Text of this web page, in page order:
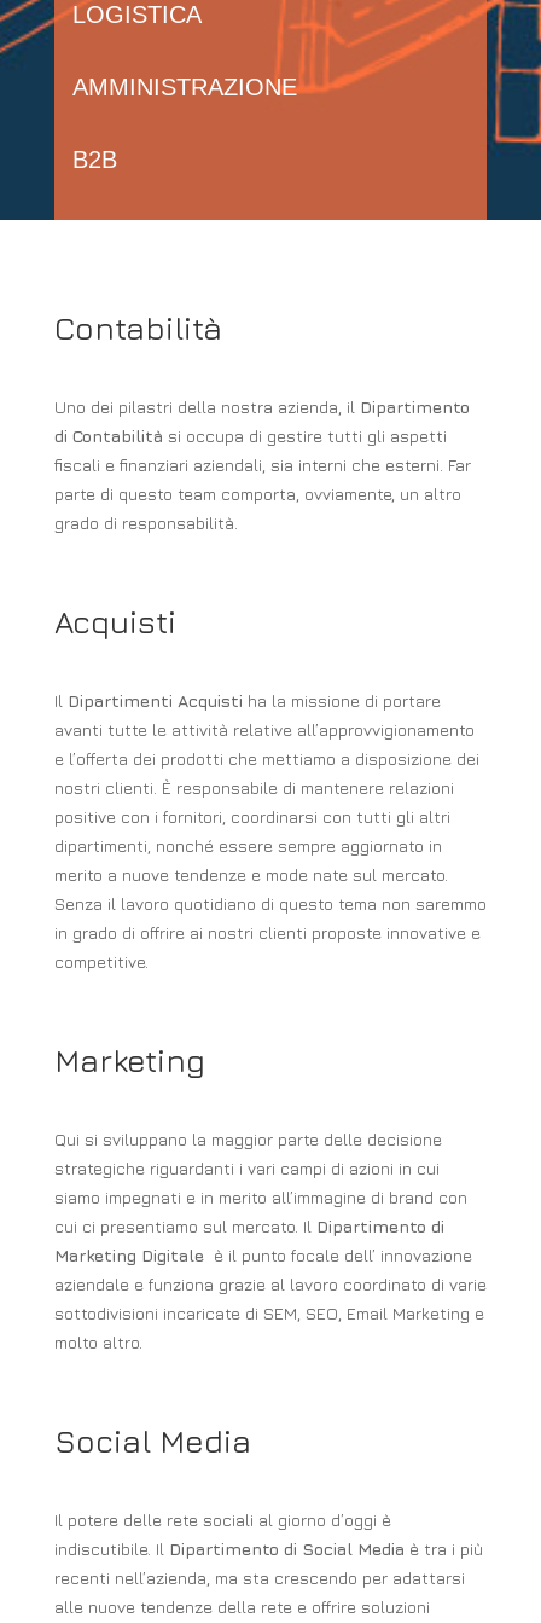
LOGISTICA
AMMINISTRAZIONE
B2B
Contabilità
Uno dei pilastri della nostra azienda, il Dipartimento
di Contabilità si occupa di gestire tutti gli aspetti
fiscali e finanziari aziendali, sia interni che esterni. Far
parte di questo team comporta, ovviamente, un altro
grado di responsabilità.
Acquisti
Il Dipartimenti Acquisti ha la missione di portare
avanti tutte le attività relative all’approvvigionamento
e l’offerta dei prodotti che mettiamo a disposizione dei
nostri clienti. È responsabile di mantenere relazioni
positive con i fornitori, coordinarsi con tutti gli altri
dipartimenti, nonché essere sempre aggiornato in
merito a nuove tendenze e mode nate sul mercato.
Senza il lavoro quotidiano di questo tema non saremmo
in grado di offrire ai nostri clienti proposte innovative e
competitive.
Marketing
Qui si sviluppano la maggior parte delle decisione
strategiche riguardanti i vari campi di azioni in cui
siamo impegnati e in merito all’immagine di brand con
cui ci presentiamo sul mercato. Il Dipartimento di
Marketing Digitaleè il punto focale dell’ innovazione
aziendale e funziona grazie al lavoro coordinato di varie
sottodivisioni incaricate di SEM, SEO, Email Marketing e
molto altro.
Social Media
Il potere delle rete sociali al giorno d’oggi è
indiscutibile. Il Dipartimento di Social Media è tra i più
recenti nell’azienda, ma sta crescendo per adattarsi
alle nuove tendenze della rete e offrire soluzioni